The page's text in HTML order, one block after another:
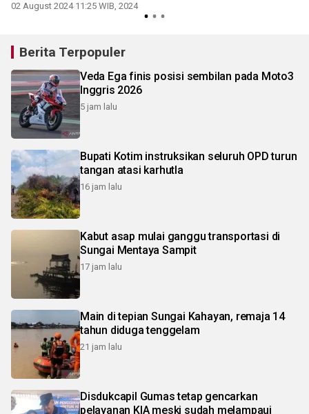
02 August 2024 11:25 WIB, 2024
Berita Terpopuler
Veda Ega finis posisi sembilan pada Moto3
Inggris 2026
5 jam lalu
Bupati Kotim instruksikan seluruh OPD turun
tangan atasi karhutla
16 jam lalu
Kabut asap mulai ganggu transportasi di
Sungai Mentaya Sampit
17 jam lalu
Main di tepian Sungai Kahayan, remaja 14
tahun diduga tenggelam
21 jam lalu
Disdukcapil Gumas tetap gencarkan
pelayanan KIA meski sudah melampaui